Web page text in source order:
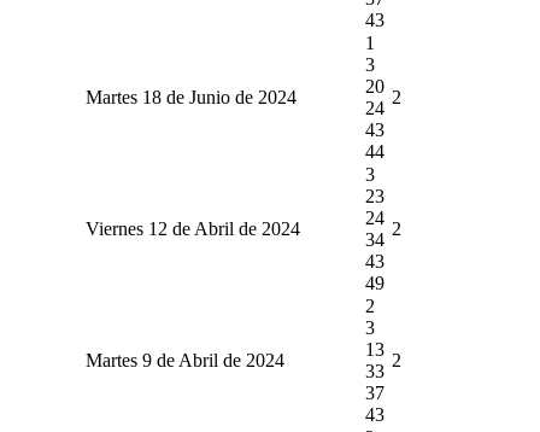
43
Martes 18 de Junio de 2024
1
3
20
24
43
44
2
Viernes 12 de Abril de 2024
3
23
24
34
43
49
2
Martes 9 de Abril de 2024
2
3
13
33
37
43
2